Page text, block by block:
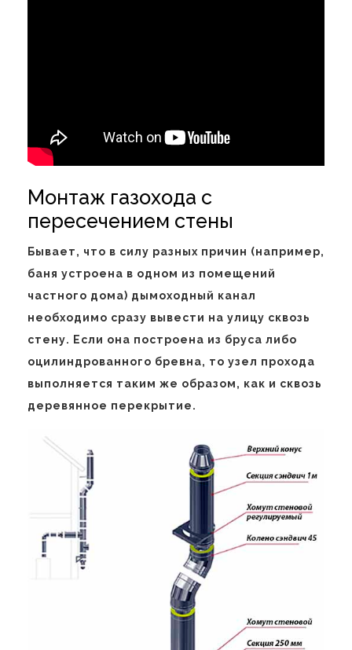
Монтаж газохода с
пересечением стены
Бывает, что в силу разных причин (например,
баня устроена в одном из помещений
частного дома) дымоходный канал
необходимо сразу вывести на улицу сквозь
стену. Если она построена из бруса либо
оцилиндрованного бревна, то узел прохода
выполняется таким же образом, как и сквозь
деревянное перекрытие.